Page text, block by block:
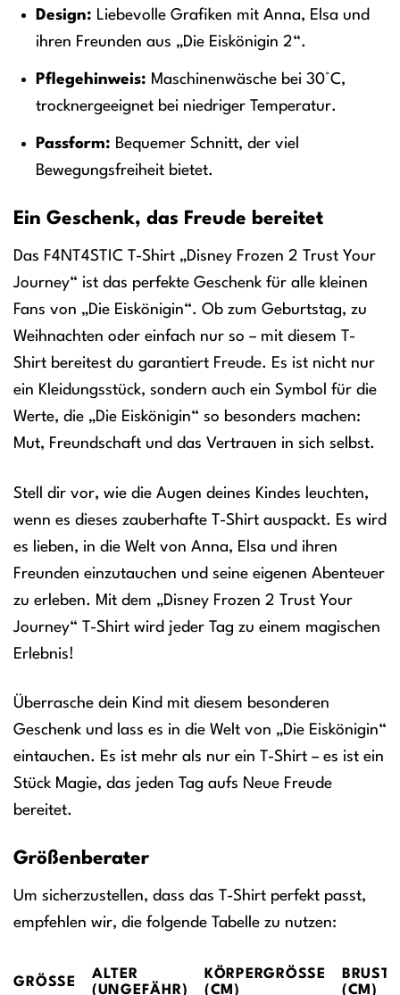
Design: Liebevolle Grafiken mit Anna, Elsa und
ihren Freunden aus „Die Eiskönigin 2“.
Pflegehinweis: Maschinenwäsche bei 30°C,
trocknergeeignet bei niedriger Temperatur.
Passform: Bequemer Schnitt, der viel
Bewegungsfreiheit bietet.
Ein Geschenk, das Freude bereitet
Das F4NT4STIC T-Shirt „Disney Frozen 2 Trust Your
Journey“ ist das perfekte Geschenk für alle kleinen
Fans von „Die Eiskönigin“. Ob zum Geburtstag, zu
Weihnachten oder einfach nur so – mit diesem T-
Shirt bereitest du garantiert Freude. Es ist nicht nur
ein Kleidungsstück, sondern auch ein Symbol für die
Werte, die „Die Eiskönigin“ so besonders machen:
Mut, Freundschaft und das Vertrauen in sich selbst.
Stell dir vor, wie die Augen deines Kindes leuchten,
wenn es dieses zauberhafte T-Shirt auspackt. Es wird
es lieben, in die Welt von Anna, Elsa und ihren
Freunden einzutauchen und seine eigenen Abenteuer
zu erleben. Mit dem „Disney Frozen 2 Trust Your
Journey“ T-Shirt wird jeder Tag zu einem magischen
Erlebnis!
Überrasche dein Kind mit diesem besonderen
Geschenk und lass es in die Welt von „Die Eiskönigin“
eintauchen. Es ist mehr als nur ein T-Shirt – es ist ein
Stück Magie, das jeden Tag aufs Neue Freude
bereitet.
Größenberater
Um sicherzustellen, dass das T-Shirt perfekt passt,
empfehlen wir, die folgende Tabelle zu nutzen:
GRÖSSE
ALTER
(UNGEFÄHR)
KÖRPERGRÖSSE (
CM)
(CM)